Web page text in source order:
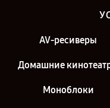
AV-ресиверы
Домашние
Моноблоки